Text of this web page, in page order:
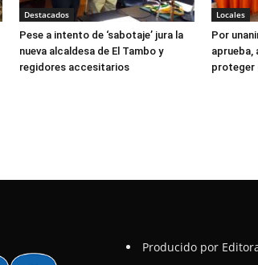
Destacados
Pese a intento de ‘sabotaje’ jura la
nueva alcaldesa de El Tambo y
regidores accesitarios
Locales
Por
aprueba,
proteger
Producido por